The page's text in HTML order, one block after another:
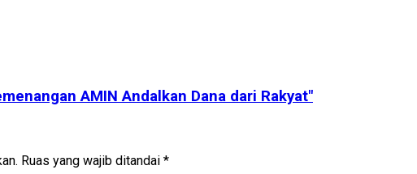
AMIN Andalkan Dana dari Rakyat"
Ruas yang wajib ditandai *